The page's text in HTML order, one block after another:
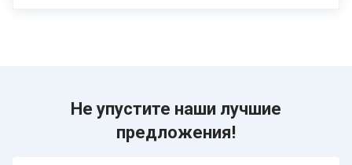
Не упустите наши лучшие
предложения!